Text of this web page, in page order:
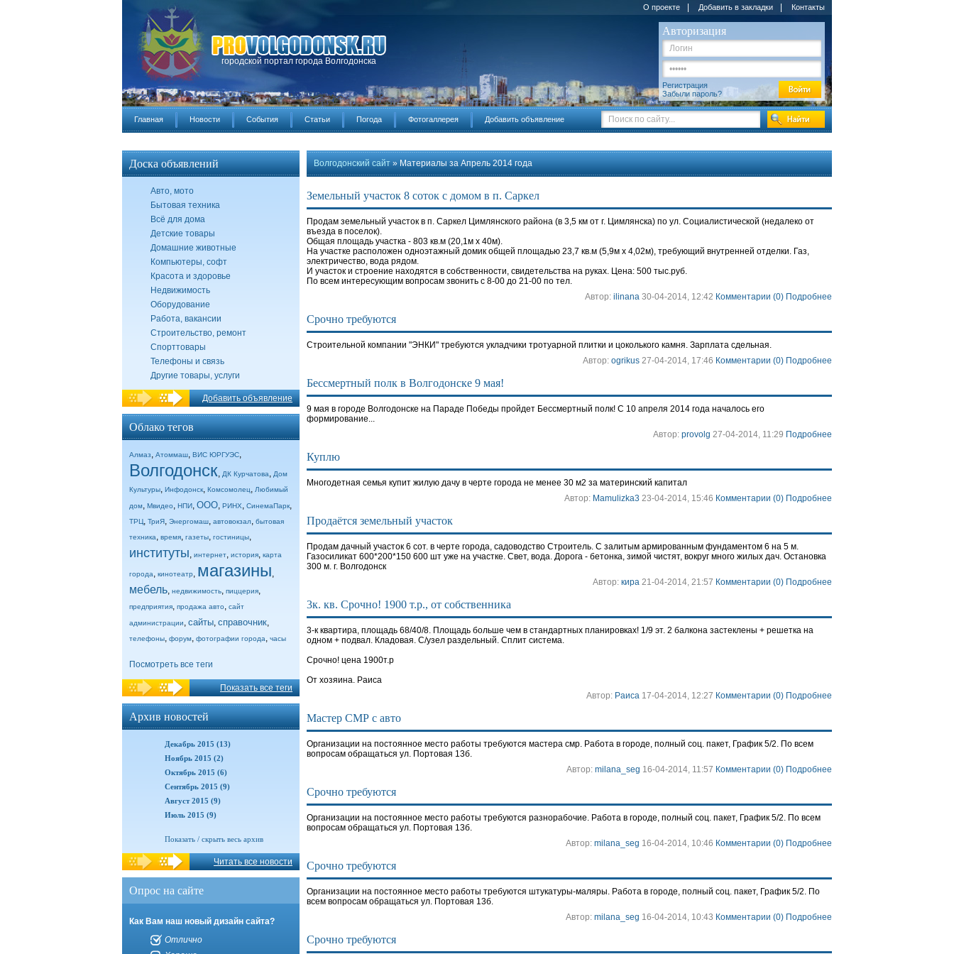
городской портал города Волгодонска
О проекте Добавить в закладки Контакты
Авторизация
Регистрация
Забыли пароль?
Главная Новости События Статьи Погода Фотогаллерея Добавить объявление
Доска объявлений
Авто, мото
Бытовая техника
Всё для дома
Детские товары
Домашние животные
Компьютеры, софт
Красота и здоровье
Недвижимость
Оборудование
Работа, вакансии
Строительство, ремонт
Спорттовары
Телефоны и связь
Другие товары, услуги
Добавить объявление
Облако тегов
Алмаз, Атоммаш, ВИС ЮРГУЭС,
Волгодонск, ДК Курчатова, Дом
Культуры, Инфодонск, Комсомолец, Любимый
дом, Мвидео, НПИ, ООО, РИНХ, СинемаПарк,
ТРЦ, ТриЯ, Энергомаш, автовокзал, бытовая
техника, время, газеты, гостиницы,
институты, интернет, история, карта
города, кинотеатр, магазины,
мебель, недвижимость, пиццерия,
предприятия, продажа авто, сайт
администрации, сайты, справочник,
телефоны, форум, фотографии города, часы
Посмотреть все теги
Показать все теги
Архив новостей
Декабрь 2015 (13)
Ноябрь 2015 (2)
Октябрь 2015 (6)
Сентябрь 2015 (9)
Август 2015 (9)
Июль 2015 (9)
Показать / скрыть весь архив
Читать все новости
Опрос на сайте
Как Вам наш новый дизайн сайта?
Отлично
Волгодонский сайт » Материалы за Апрель 2014 года
Земельный участок 8 соток с домом в п. Саркел
Продам земельный участок в п. Саркел Цимлянского района (в 3,5 км от г. Цимлянска) по ул. Социалистической (недалеко от
въезда в поселок).
Общая площадь участка - 803 кв.м (20,1м х 40м).
На участке расположен одноэтажный домик общей площадью 23,7 кв.м (5,9м х 4,02м), требующий внутренней отделки. Газ,
электричество, вода рядом.
И участок и строение находятся в собственности, свидетельства на руках. Цена: 500 тыс.руб.
По всем интересующим вопросам звонить с 8-00 до 21-00 по тел.
Автор: ilinana 30-04-2014, 12:42 Комментарии (0) Подробнее
Срочно требуются
Строительной компании "ЭНКИ" требуются укладчики тротуарной плитки и цоколького камня. Зарплата сдельная.
Автор: ogrikus 27-04-2014, 17:46 Комментарии (0) Подробнее
Бессмертный полк в Волгодонске 9 мая!
9 мая в городе Волгодонске на Параде Победы пройдет Бессмертный полк! С 10 апреля 2014 года началось его
формирование...
Автор: provolg 27-04-2014, 11:29 Подробнее
Куплю
Многодетная семья купит жилую дачу в черте города не менее 30 м2 за материнский капитал
Автор: Mamulizka3 23-04-2014, 15:46 Комментарии (0) Подробнее
Продаётся земельный участок
Продам дачный участок 6 сот. в черте города, садоводство Строитель. С залитым армированным фундаментом 6 на 5 м.
Газосиликат 600*200*150 600 шт уже на участке. Свет, вода. Дорога - бетонка, зимой чистят, вокруг много жилых дач. Остановка
300 м. г. Волгодонск
Автор: кира 21-04-2014, 21:57 Комментарии (0) Подробнее
3к. кв. Срочно! 1900 т.р., от собственника
3-к квартира, площадь 68/40/8. Площадь больше чем в стандартных планировках! 1/9 эт. 2 балкона застеклены + решетка на
одном + подвал. Кладовая. С/узел раздельный. Сплит система.
Срочно! цена 1900т.р
От хозяина. Раиса
Автор: Раиса 17-04-2014, 12:27 Комментарии (0) Подробнее
Мастер СМР с авто
Организации на постоянное место работы требуются мастера смр. Работа в городе, полный соц. пакет, График 5/2. По всем
вопросам обращаться ул. Портовая 13б.
Автор: milana_seg 16-04-2014, 11:57 Комментарии (0) Подробнее
Срочно требуются
Организации на постоянное место работы требуются разнорабочие. Работа в городе, полный соц. пакет, График 5/2. По всем
вопросам обращаться ул. Портовая 13б.
Автор: milana_seg 16-04-2014, 10:46 Комментарии (0) Подробнее
Срочно требуются
Организации на постоянное место работы требуются штукатуры-маляры. Работа в городе, полный соц. пакет, График 5/2. По
всем вопросам обращаться ул. Портовая 13б.
Автор: milana_seg 16-04-2014, 10:43 Комментарии (0) Подробнее
Срочно требуются